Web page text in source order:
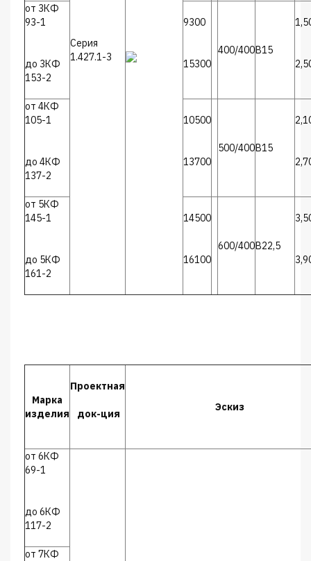
Серия
1.427.1-3
от 3КФ
93-1
до 3КФ
153-2
9300
15300
400/400В15
от 4КФ
105-1
до 4КФ
137-2
10500
13700
500/400В15
от 5КФ
145-1
до 5КФ
161-2
14500
16100
600/400В22,5
Марка
изделия
Проектная
док-ция
Эскиз
от 6КФ
69-1
до 6КФ
117-2
от 7КФ